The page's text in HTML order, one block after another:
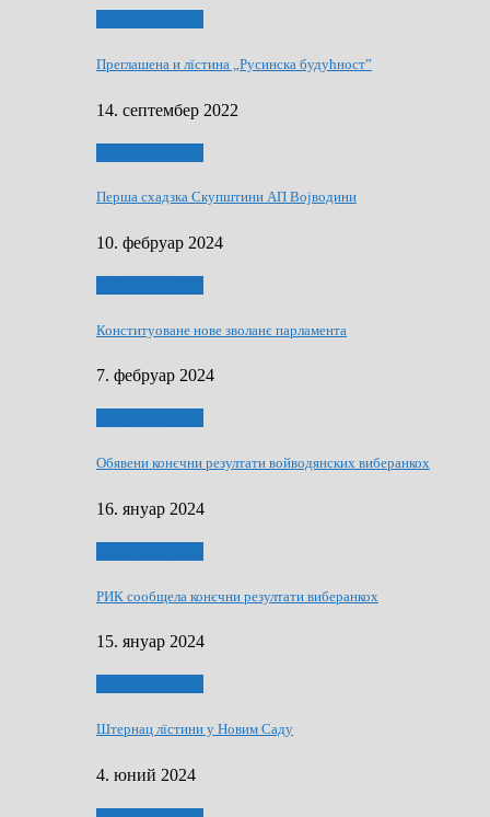
Преглашена и лїстина „Русинска будућност”
14. септембер 2022
Перша схадзка Скупштини АП Војводини
10. фебруар 2024
Конституоване нове зволанє парламентa
7. фебруар 2024
Обявени конєчни резултати войводянских виберанкох
16. януар 2024
РИК сообщела конєчни резултати виберанкох
15. януар 2024
Штернац лїстини у Новим Саду
4. юний 2024